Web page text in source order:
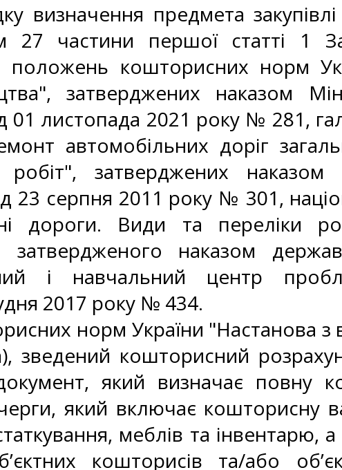
визначення предмета закупівлі
27 частини першої статті 1
положень кошторисних норм
затверджених наказом
01 листопада 2021 року № 281,
автомобільних доріг
затверджених наказом
23 серпня 2011 року № 301,
дороги. Види та переліки
затвердженого наказом
і навчальний центр
2017 року № 434.
норм України "Настанова з
зведений кошторисний
який визначає повну
який включає кошторисну
меблів та інвентарю,
кошторисів та/або